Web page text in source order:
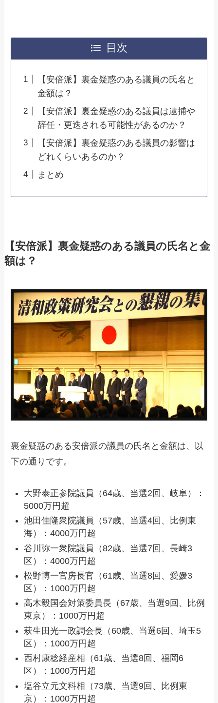
目次
【安倍派】裏金疑惑のある議員の氏名と
金額は？
【安倍派】裏金疑惑のある議員は逮捕や
辞任・更迭される可能性があるのか？
【安倍派】裏金疑惑のある議員の影響は
どれくらいあるのか？
まとめ
【安倍派】裏金疑惑のある議員の氏名と金
額は？
裏金疑惑のある安倍派の議員の氏名と金額は、以
下の通りです。
大野泰正参院議員（64歳、当選2回、岐阜）：
5000万円超
池田佳隆衆院議員（57歳、当選4回、比例東
海）：4000万円超
谷川弥一衆院議員（82歳、当選7回、長崎3
区）：4000万円超
松野博一官房長官（61歳、当選8回、愛媛3
区）：1000万円超
高木毅国会対策委員長（67歳、当選9回、比例
東京）：1000万円超
萩生田光一政調会長（60歳、当選6回、埼玉5
区）：1000万円超
西村康稔経産相（61歳、当選8回、福岡6
区）：1000万円超
塩谷立元文科相（73歳、当選9回、比例東
京）：1000万円超